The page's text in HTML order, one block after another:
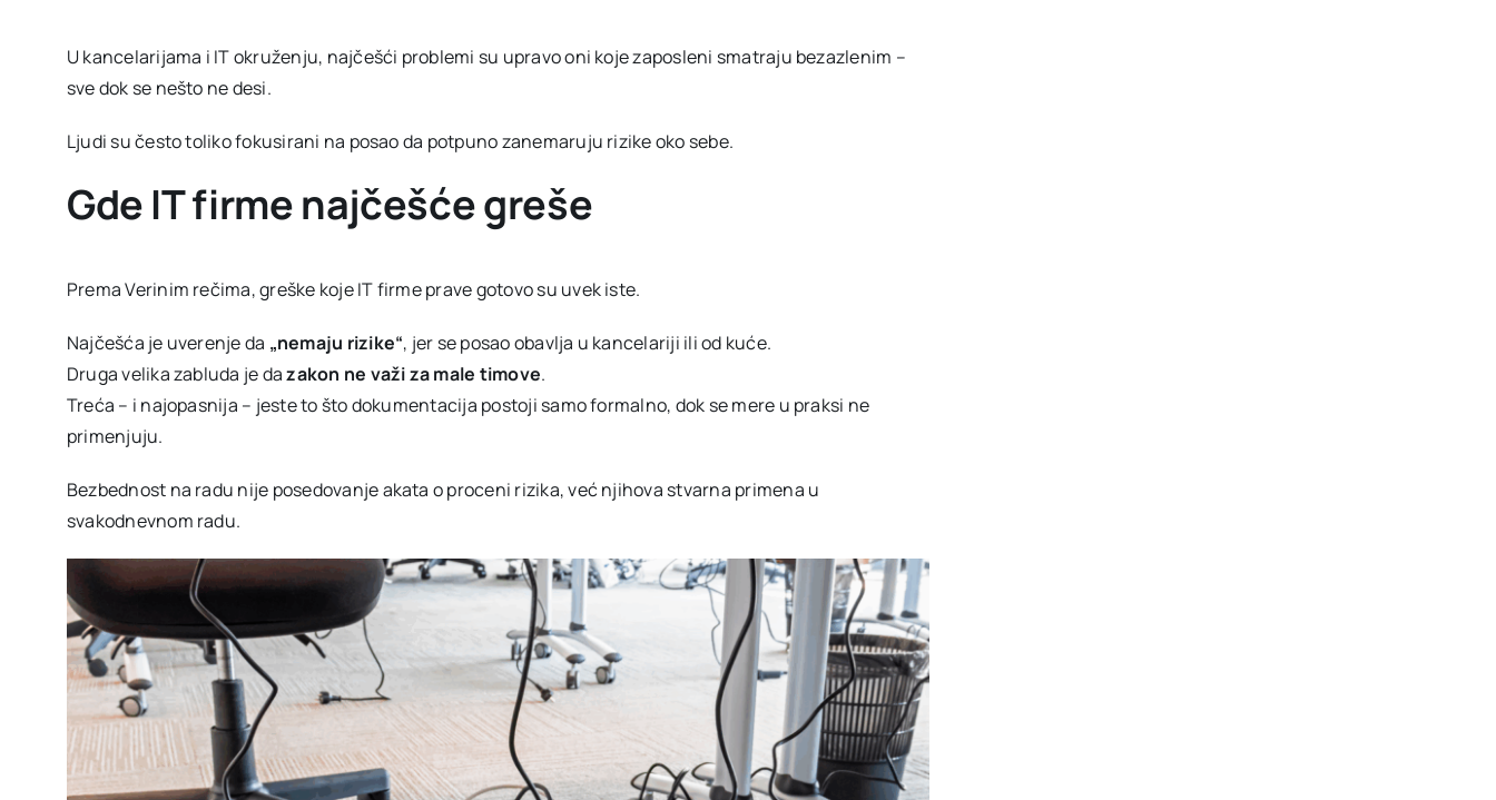
U kancelarijama i IT okruženju, najčešći problemi su upravo oni koje zaposleni smatraju bezazlenim –
sve dok se nešto ne desi.
Ljudi su često toliko fokusirani na posao da potpuno zanemaruju rizike oko sebe.
Gde IT firme najčešće greše
Prema Verinim rečima, greške koje IT firme prave gotovo su uvek iste.
Najčešća je uverenje da „nemaju rizike“, jer se posao obavlja u kancelariji ili od kuće.
Druga velika zabluda je dazakon ne važi za male timove.
Treća – i najopasnija – jeste to što dokumentacija postoji samo formalno, dok se mere u praksi ne
primenjuju.
Bezbednost na radu nije posedovanje akata o proceni rizika, već njihova stvarna primena u
svakodnevnom radu.